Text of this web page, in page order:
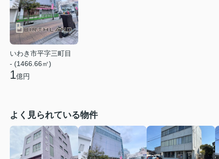
いわき市平字三町目
- (1466.66㎡)
1億円
よく見られている物件